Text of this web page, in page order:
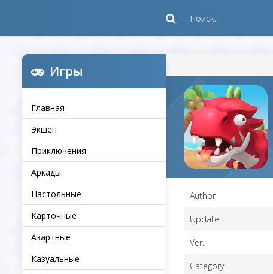
Игры
Главная
Экшен
Приключения
Аркады
Настольные
Карточные
Азартные
Казуальные
Author
Update
Ver.
Category